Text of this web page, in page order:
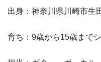
出身：神奈川県川崎市生
育ち：9歳から15歳まで